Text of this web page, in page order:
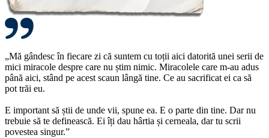
„Mă gândesc în fiecare zi că suntem cu toții aici datorită unei serii de
mici miracole despre care nu știm nimic. Miracolele care m-au adus
până aici, stând pe acest scaun lângă tine. Ce au sacrificat ei ca să
pot trăi eu.
E important să știi de unde vii, spune ea. E o parte din tine. Dar nu
trebuie să te definească. Ei îți dau hârtia și cerneala, dar tu scrii
povestea singur.”